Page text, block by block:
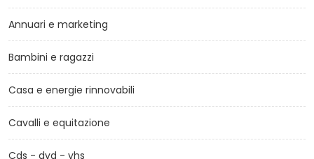
Annuari e marketing
Bambini e ragazzi
Casa e energie rinnovabili
Cavalli e equitazione
Cds - dvd - vhs